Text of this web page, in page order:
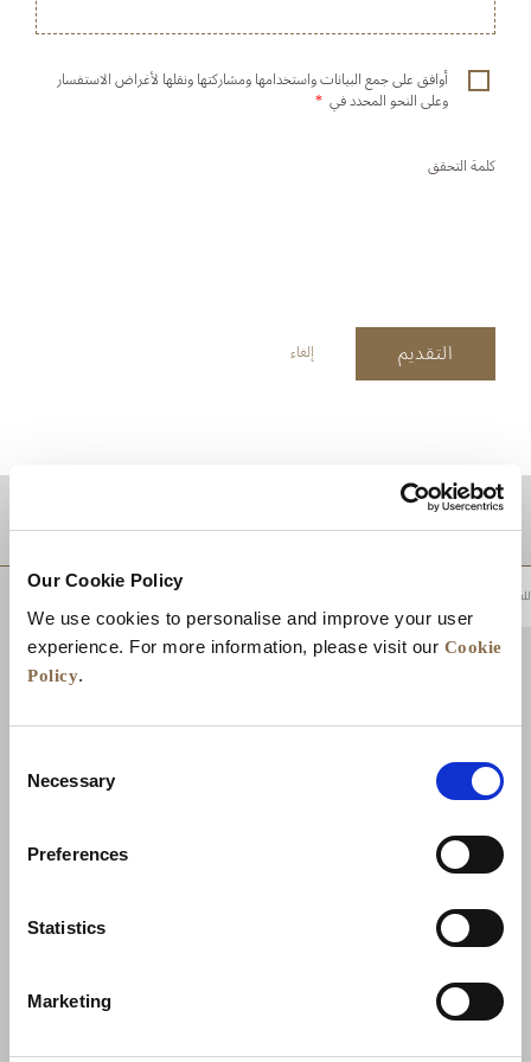
Our Cookie Policy
We use cookies to personalise and improve your user
experience. For more information, please visit our Cookie
Policy.
Selection
Necessary
Preferences
Statistics
Marketing
أوافق على جمع البيانات واستخدامها ومشاركتها ونقلها لأغراض الاستفسار
وعلى النحو المحدد في *
كلمة التحقق
التقديم إلغاء
موقع
للعودة إلى أعلى
الأخبار
ضمان أفضل سعر
إعلان ملفات تعريف الارتباط